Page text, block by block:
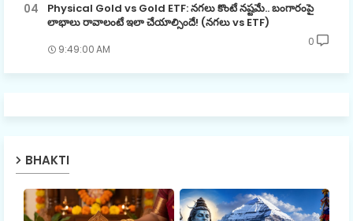
Physical Gold vs Gold ETF: నగలు కొంటే నష్టమే.. బంగారంపై
లాభాలు రావాలంటే ఇలా చేయాల్సిందే! (నగలు vs ETF)
9:49:00 AM
0
BHAKTI